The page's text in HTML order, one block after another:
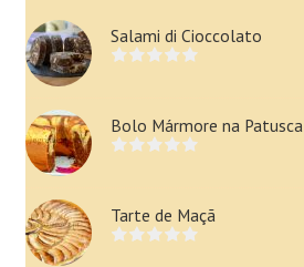
Salami di Cioccolato
Bolo Mármore na Patusca
Tarte de Maçã